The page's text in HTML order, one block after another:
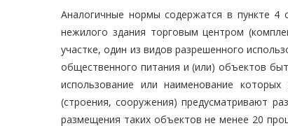
Аналогичные нормы содержатся в пункте
нежилого здания торговым центром
участке, один из видов разрешенного
общественного питания и (или) объектов
использование или наименование
(строения, сооружения) предусматривают
размещения таких объектов не менее 20